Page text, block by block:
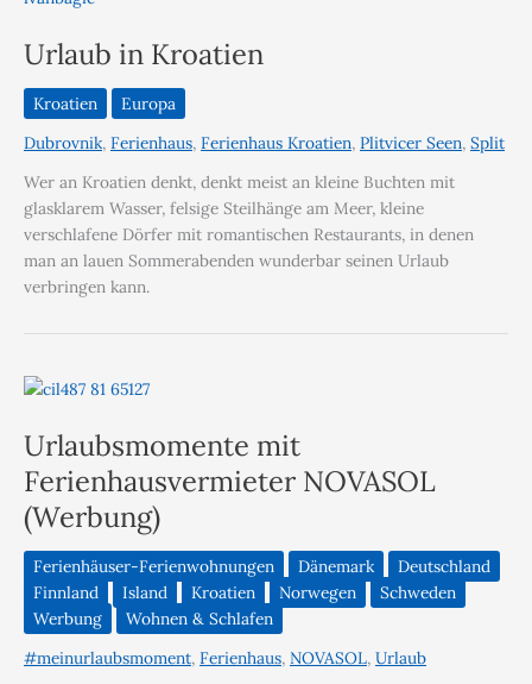
Urlaub in Kroatien
Kroatien
Europa
Dubrovnik, Ferienhaus, Ferienhaus Kroatien, Plitvicer Seen, Split
Wer an Kroatien denkt, denkt meist an kleine Buchten mit
glasklarem Wasser, felsige Steilhänge am Meer, kleine
verschlafene Dörfer mit romantischen Restaurants, in denen
man an lauen Sommerabenden wunderbar seinen Urlaub
verbringen kann.
Urlaubsmomente mit
Ferienhausvermieter NOVASOL
(Werbung)
Ferienhäuser-Ferienwohnungen Dänemark
Deutschland
Finnland
Island Kroatien Norwegen
Schweden
Werbung
Wohnen & Schlafen
#meinurlaubsmoment, Ferienhaus, NOVASOL, Urlaub